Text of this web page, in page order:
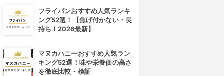
フライパンおすすめ人気ランキ
ング52選！【焦げ付かない・長
持ち！2026最新】
マヌカハニーおすすめ人気ラン
キング52選！味や栄養価の高さ
を徹底比較・検証